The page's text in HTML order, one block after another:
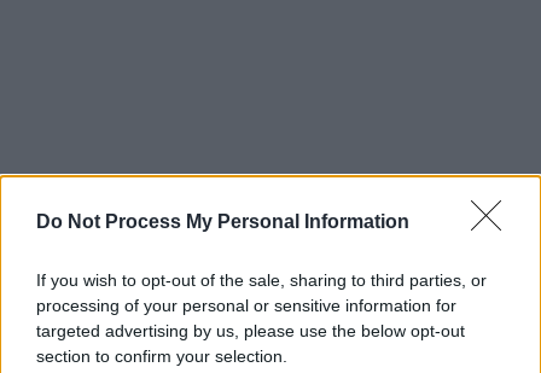
Do Not Process My Personal Information
If you wish to opt-out of the sale, sharing to third parties, or
processing of your personal or sensitive information for
targeted advertising by us, please use the below opt-out
section to confirm your selection.